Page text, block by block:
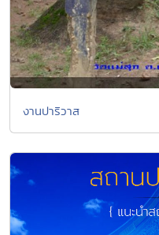
งานปาริวาส